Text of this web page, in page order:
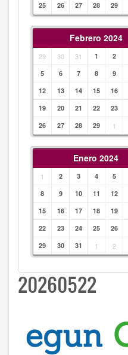
25
26 27 28 29
Febrero 2024
29 30 31 1 2
5
6 7 8 9
12
13 14 15 16
19
20 21 22 23
26
27 28 29 1
Enero 2024
1 2 3 4 5
8
9 10 11 12
15
16 17 18 19
22
23 24 25 26
29
30 31 1 2
20260522